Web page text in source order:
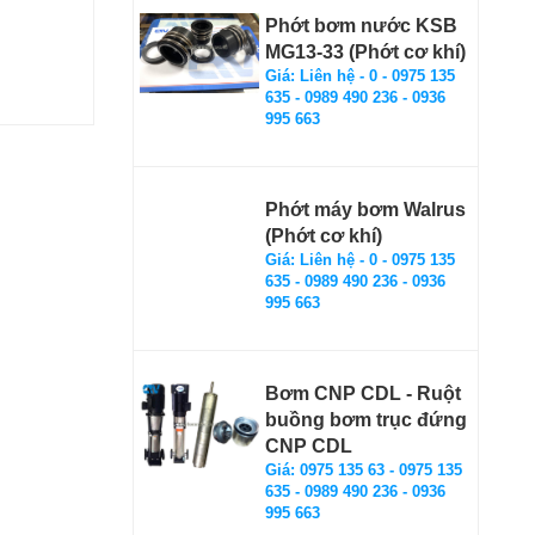
Phớt bơm nước KSB
MG13-33 (Phớt cơ khí)
Giá: Liên hệ - 0 - 0975 135
635 - 0989 490 236 - 0936
995 663
Phớt máy bơm Walrus
(Phớt cơ khí)
Giá: Liên hệ - 0 - 0975 135
635 - 0989 490 236 - 0936
995 663
Bơm CNP CDL - Ruột
buồng bơm trục đứng
CNP CDL
Giá: 0975 135 63 - 0975 135
635 - 0989 490 236 - 0936
995 663